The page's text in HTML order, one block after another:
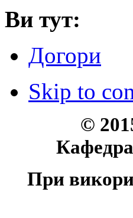
Ви тут:
Догори
Skip to
©
Кафедра
При